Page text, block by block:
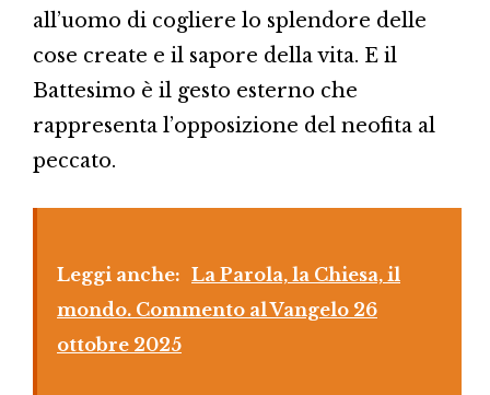
all’uomo di cogliere lo splendore delle
cose create e il sapore della vita. E il
Battesimo è il gesto esterno che
rappresenta l’opposizione del neofita al
peccato.
Leggi anche: La Parola, la Chiesa, il
mondo. Commento al Vangelo 26
ottobre 2025